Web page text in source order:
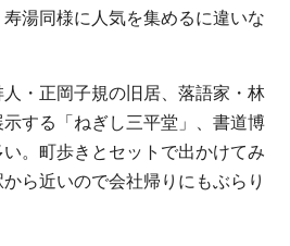
湯同様に人気を集めるに違いな
・正岡子規の旧居、落語家・林
する「ねぎし三平堂」、書道博
。町歩きとセットで出かけてみ
ら近いので会社帰りにもぶらり